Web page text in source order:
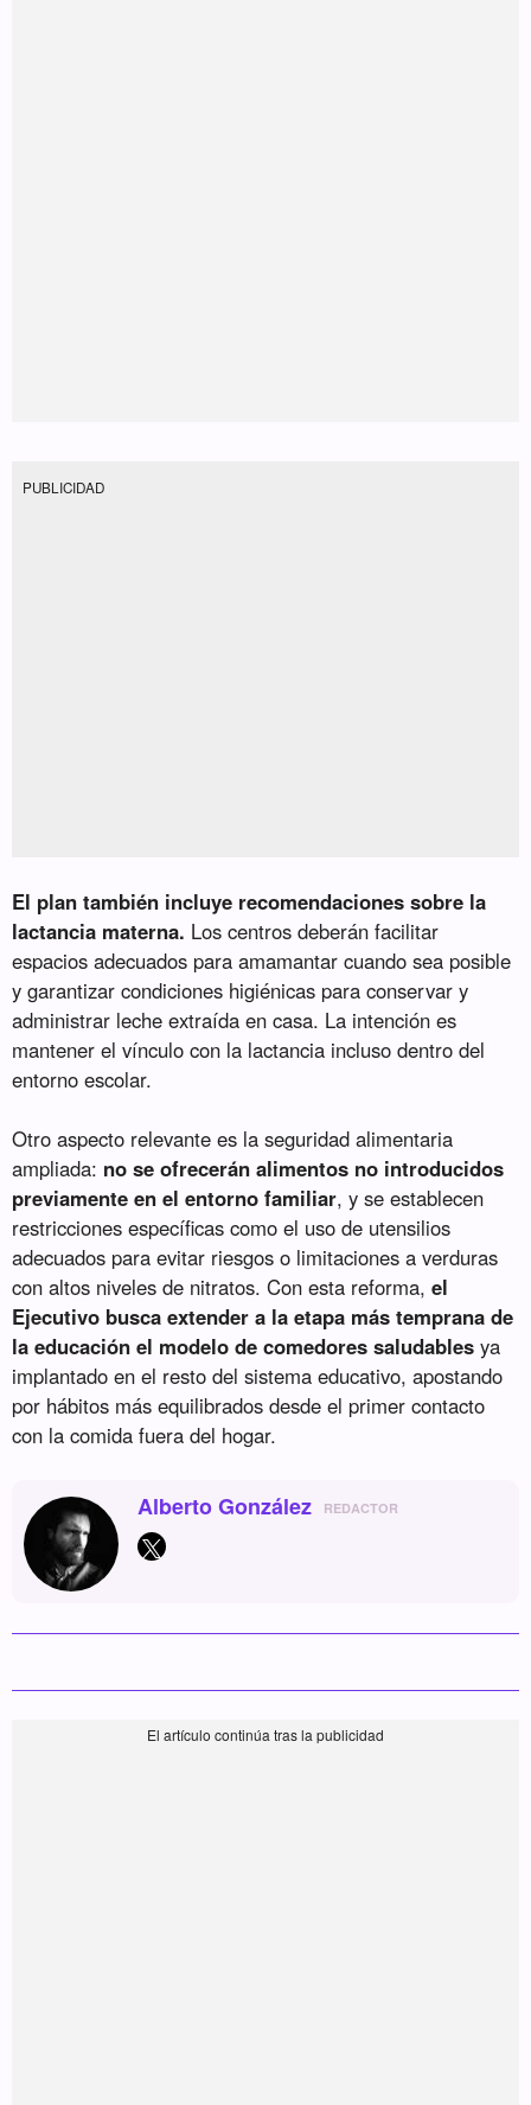
PUBLICIDAD
El plan también incluye recomendaciones sobre la
lactancia materna. Los centros deberán facilitar
espacios adecuados para amamantar cuando sea posible
y garantizar condiciones higiénicas para conservar y
administrar leche extraída en casa. La intención es
mantener el vínculo con la lactancia incluso dentro del
entorno escolar.
Otro aspecto relevante es la seguridad alimentaria
ampliada: no se ofrecerán alimentos no introducidos
previamente en el entorno familiar, y se establecen
restricciones específicas como el uso de utensilios
adecuados para evitar riesgos o limitaciones a verduras
con altos niveles de nitratos. Con esta reforma,el
Ejecutivo busca extender a la etapa más temprana de
la educación el modelo de comedores saludables ya
implantado en el resto del sistema educativo, apostando
por hábitos más equilibrados desde el primer contacto
con la comida fuera del hogar.
Alberto González REDACTOR